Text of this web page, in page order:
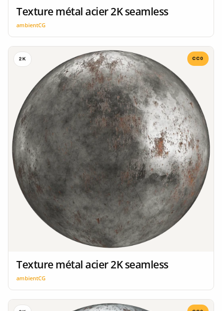
Texture métal acier 2K seamless
ambientCG
2K CC0
Texture métal acier 2K seamless
ambientCG